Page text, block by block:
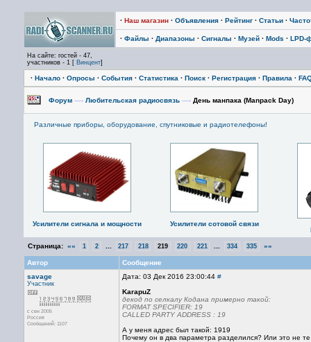
· Наш магазин · Объявления · Рейтинг · Статьи ·
· Файлы · Диапазоны · Сигналы · Музей · Mods · LPD-
На сайте: гостей - 47,
участников - 1 [ Винцент]
· Начало · Опросы · События · Статистика · Поиск · Регистрация · Правила ·
Форум —› Любительская радиосвязь —› День манпака (Manpack Day)
Различные приборы, оборудование, спутниковые и радиотелефоны!
Усилители сигнала и мощности
Усилители сотовой связи
Страница: «« 1 2 217 218 219 220 221 334 335 »»
Автор
Сообщение
savage
Участник
с сен 2005
Россия
Сообщений: 1107
Дата: 03 Дек 2016 23:00:44 #
KarapuZ
декод по селкалу Кодана примерно такой:
FORMAT SPECIFIER: 19
CALLED PARTY ADDRESS : 19
А у меня адрес был такой: 1919
Почему он в два параметра разделился? Или это не